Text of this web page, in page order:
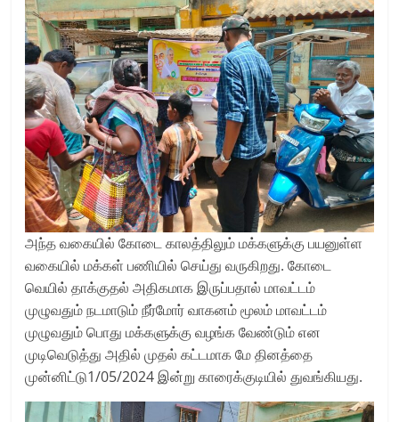
அந்த வகையில் கோடை காலத்திலும் மக்களுக்கு பயனுள்ள
வகையில் மக்கள் பணியில் செய்து வருகிறது. கோடை
வெயில் தாக்குதல் அதிகமாக இருப்பதால் மாவட்டம்
முழுவதும் நடமாடும் நீர்மோர் வாகனம் மூலம் மாவட்டம்
முழுவதும் பொது மக்களுக்கு வழங்க வேண்டும் என
முடிவெடுத்து அதில் முதல் கட்டமாக மே தினத்தை
முன்னிட்டு1/05/2024 இன்று காரைக்குடியில் துவங்கியது.